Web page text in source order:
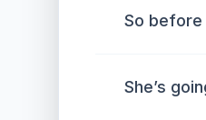
So before
She’s